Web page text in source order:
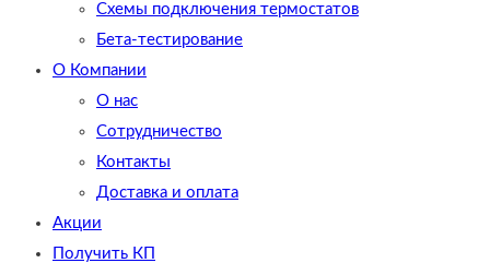
Схемы подключения термостатов
Бета-тестирование
О Компании
О нас
Сотрудничество
Контакты
Доставка и оплата
Акции
Получить КП